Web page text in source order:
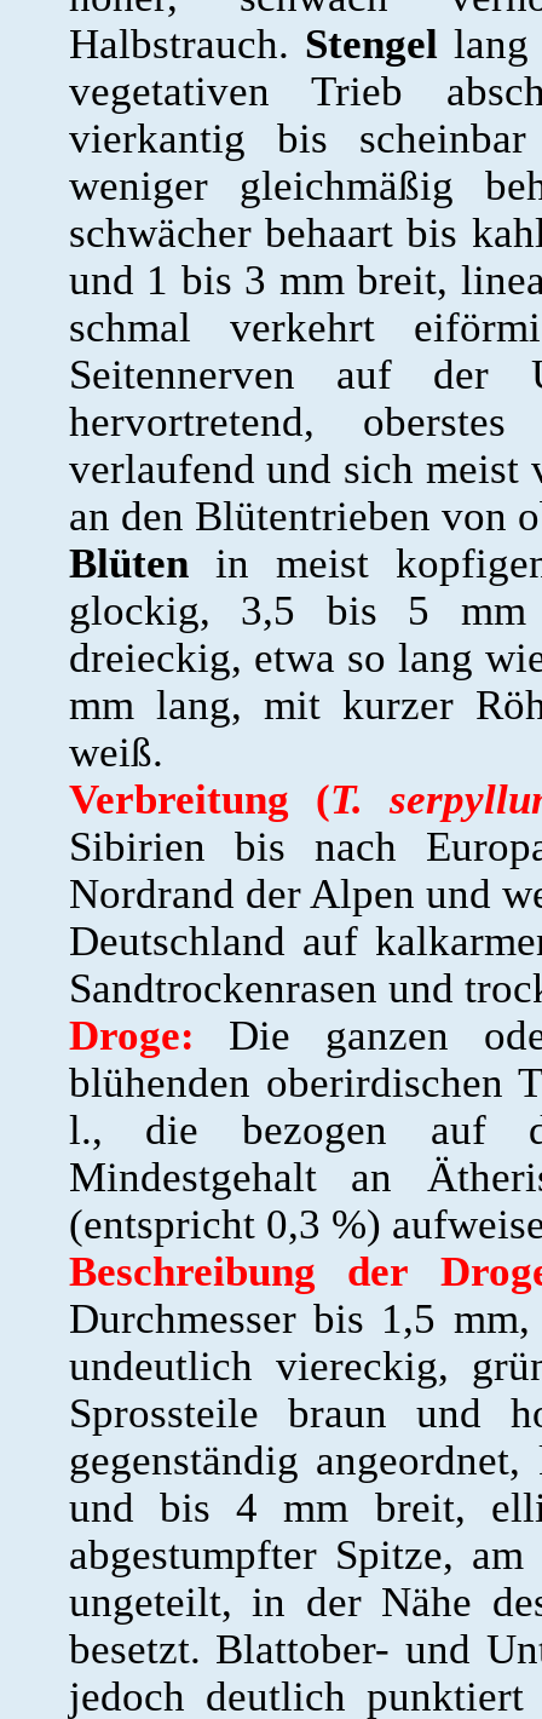
Halbstrauch. Stengel lang
vegetativen Trieb
vierkantig bis
weniger gleichmäßig
schwächer behaart bis
und 1 bis 3 mm breit,
schmal verkehrt
Seitennerven auf der
hervortretend,
verlaufend und sich meist
an den Blütentrieben von
Blütenin meist
glockig, 3,5 bis 5 mm
dreieckig, etwa so lang
mm lang, mit kurzer
weiß.
Verbreitung (T.
Sibirien bis nach
Nordrand der Alpen und
Deutschland auf
Sandtrockenrasen und
Droge: Die ganzen
blühenden oberirdischen
l., die bezogen auf
Mindestgehalt an
(entspricht 0,3 %)
Beschreibung der
Durchmesser bis 1,5
undeutlich viereckig,
Sprossteile braun und
gegenständig
und bis 4 mm breit,
abgestumpfter Spitze,
ungeteilt, in der Nähe
besetzt. Blattober- und
jedoch deutlich